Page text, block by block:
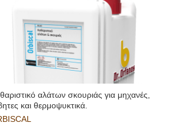
αλάτων σκουριάς για μηχανές,
και θερμοψυκτικά.